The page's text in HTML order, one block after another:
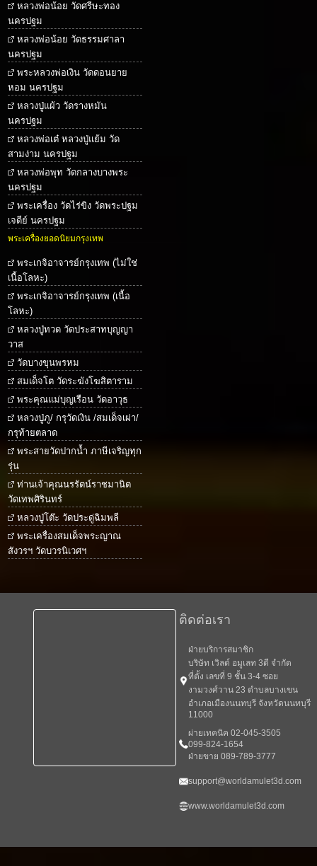
หลวงพ่อน้อย วัดศรีษะทอง
นครปฐม
หลวงพ่อน้อย วัดธรรมศาลา
นครปฐม
พระหลวงพ่อเงิน วัดดอนยาย
หอม นครปฐม
หลวงปู่แผ้ว วัดรางหมัน
นครปฐม
หลวงพ่อเต๋ หลวงปู่แย้ม วัด
สามง่าม นครปฐม
หลวงพ่อพุท วัดกลางบางพระ
นครปฐม
พระเครื่อง วัดไร่ขิง วัดพระปฐม
เจดีย์ นครปฐม
พระเครื่องยอดนิยมกรุงเทพ
พระเกจิอาจารย์กรุงเทพ (ไม่ใช่
เนื้อโลหะ)
พระเกจิอาจารย์กรุงเทพ (เนื้อ
โลหะ)
หลวงปู่ทวด วัดประสาทบุญญา
วาส
วัดบางขุนพรหม
สมเด็จโต วัดระฆังโฆสิตาราม
พระคุณแม่บุญเรือน วัดอาวุธ
หลวงปู่ภู/ กรุวัดเงิน /สมเด็จเผ่า/
กรุท้ายตลาด
พระสายวัดปากน้ำ ภาษีเจริญทุก
รุ่น
ท่านเจ้าคุณนรรัตน์ราชมานิต
วัดเทพศิรินทร์
หลวงปู่โต๊ะ วัดประดู่ฉิมพลี
พระเครื่องสมเด็จพระญาณ
สังวรฯ วัดบวรนิเวศฯ
ติดต่อเรา
ฝ่ายบริการสมาชิก
บริษัท เวิลด์ อมูเลท 3ดี จำกัด
ที่ตั้ง เลขที่ 9 ชั้น 3-4 ซอย
งามวงศ์วาน 23 ตำบลบางเขน
อำเภอเมืองนนทบุรี จังหวัดนนทบุรี
11000
ผ่ายเทคนิค 02-045-3505
099-824-1654
ฝ่ายขาย 089-789-3777
support@worldamulet3d.com
www.worldamulet3d.com